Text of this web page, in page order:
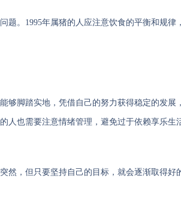
题。1995年属猪的人应注意饮食的平衡和规律
够脚踏实地，凭借自己的努力获得稳定的发展
人也需要注意情绪管理，避免过于依赖享乐生
然，但只要坚持自己的目标，就会逐渐取得好